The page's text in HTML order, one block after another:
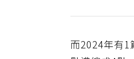
而2024年有1